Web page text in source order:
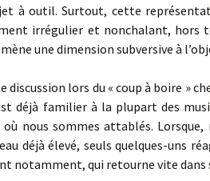
à outil. Surtout, cette
irrégulier et nonchalant,
une dimension subversive à
discussion lors du « coup à boire »
déjà familier à la plupart des
nous sommes attablés. Lorsque,
déjà élevé, seuls quelques-uns
notamment, qui retourne vite dans